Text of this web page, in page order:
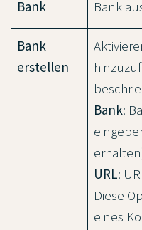
Bank Bank
Bank
erstellen
Bank:
URL:
Diese
eines